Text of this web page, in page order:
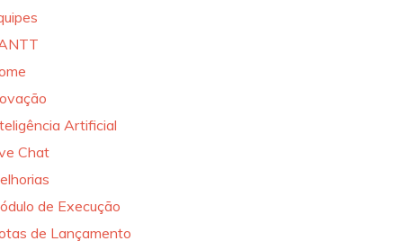
Artificial
Chat
de Execução
de Lançamento